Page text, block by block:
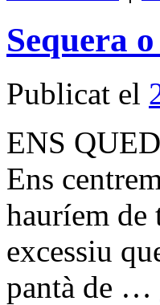
Sequera
Publicat el
ENS
Ens
hauríem de
excessiu
pantà de …